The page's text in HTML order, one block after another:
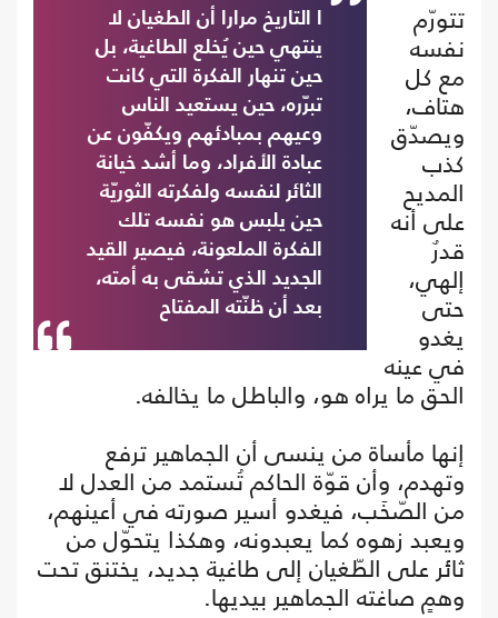
ا التاريخ مرارا أن الطغيان لا
ينتهي حين يُخلع الطاغية، بل
حين تنهار الفكرة التي كانت
تبرّره، حين يستعيد الناس
وعيهم بمبادئهم ويكفّون عن
عبادة الأفراد، وما أشد خيانة
الثائر لنفسه ولفكرته الثوريّة
حين يلبس هو نفسه تلك
الفكرة الملعونة، فيصير القيد
الجديد الذي تشقى به أمته،
بعد أن ظنّته المفتاح
تتورّم
نفسه
مع كل
هتاف،
ويصدّق
كذب
المديح
على أنه
قدرٌ
إلهي،
حتى
يغدو
في عينه
الحق ما يراه هو، والباطل ما يخالفه.
إنها مأساة من ينسى أن الجماهير ترفع
وتهدم، وأن قوّة الحاكم تُستمد من العدل لا
من الصّخَب، فيغدو أسير صورته في أعينهم،
ويعبد زهوه كما يعبدونه، وهكذا يتحوّل من
ثائر على الطّغيان إلى طاغية جديد، يختنق تحت
وهمٍ صاغته الجماهير بيديها.